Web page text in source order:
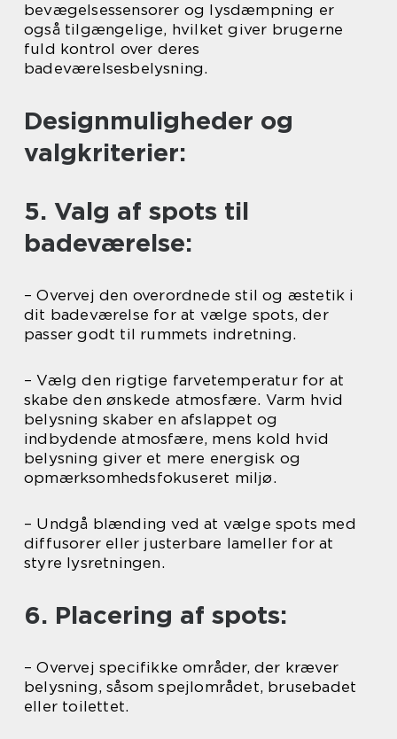
bevægelsessensorer og lysdæmpning er
også tilgængelige, hvilket giver brugerne
fuld kontrol over deres
badeværelsesbelysning.
Designmuligheder og
valgkriterier:
5. Valg af spots til
badeværelse:
– Overvej den overordnede stil og æstetik i
dit badeværelse for at vælge spots, der
passer godt til rummets indretning.
– Vælg den rigtige farvetemperatur for at
skabe den ønskede atmosfære. Varm hvid
belysning skaber en afslappet og
indbydende atmosfære, mens kold hvid
belysning giver et mere energisk og
opmærksomhedsfokuseret miljø.
– Undgå blænding ved at vælge spots med
diffusorer eller justerbare lameller for at
styre lysretningen.
6. Placering af spots:
– Overvej specifikke områder, der kræver
belysning, såsom spejlområdet, brusebadet
eller toilettet.